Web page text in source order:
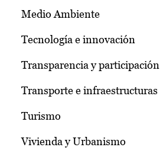
Medio Ambiente
Tecnología e innovación
Transparencia y participación
Transporte e infraestructuras
Turismo
Vivienda y Urbanismo